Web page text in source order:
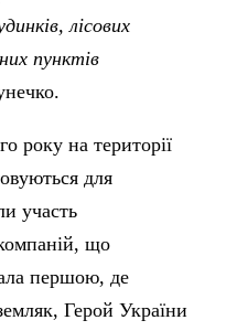
лісових
пунктів
року на території
для
участь
що
першою, де
Герой України